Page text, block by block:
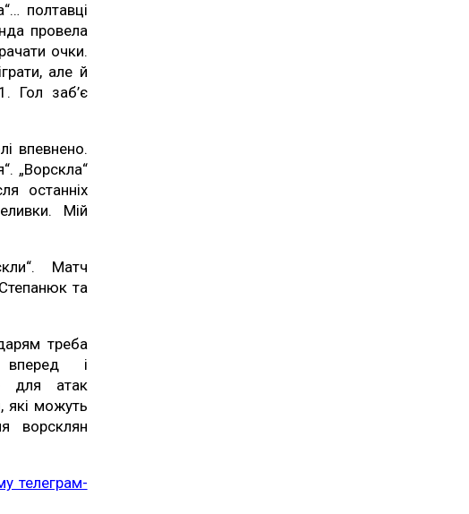
полтавці
провела
очки.
але й
Гол заб’є
впевнено.
„Ворскла“
останніх
Мій
Матч
та
треба
і
для атак
які можуть
ворсклян
телеграм-